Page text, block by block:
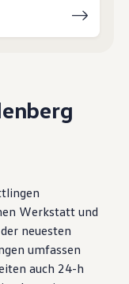
und Shop
und Radio
Werkstatt und
neuesten
umfassen
auch 24-h